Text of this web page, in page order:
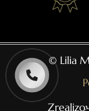
© Lilia